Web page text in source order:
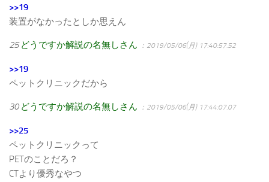
>>19
装置がなかったとしか思えん
25 どうですか解説の名無しさん ：2019/05/06(月) 17:40:57.52
>>19
ペットクリニックだから
30 どうですか解説の名無しさん ：2019/05/06(月) 17:44:07.07
>>25
ペットクリニックって
PETのことだろ？
CTより優秀なやつ